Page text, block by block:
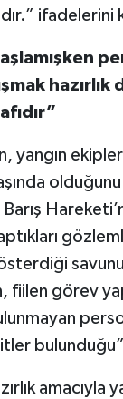
ifadelerini
hazırlık
yangın
fiilen görev
amacıyla